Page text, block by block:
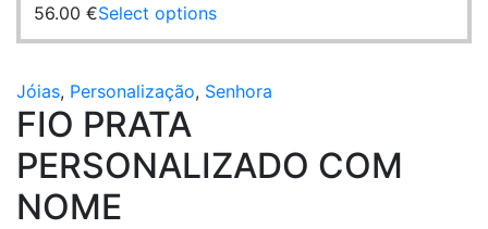
56.00 €Select options
Jóias, Personalização, Senhora
FIO PRATA
PERSONALIZADO COM
NOME